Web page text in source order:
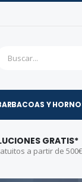
Y
| GRATIS*
a partir de 500€